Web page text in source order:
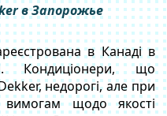
в Запорожье
в Канаді в
Кондиціонери, що
недорогі, але при
вимогам щодо якості